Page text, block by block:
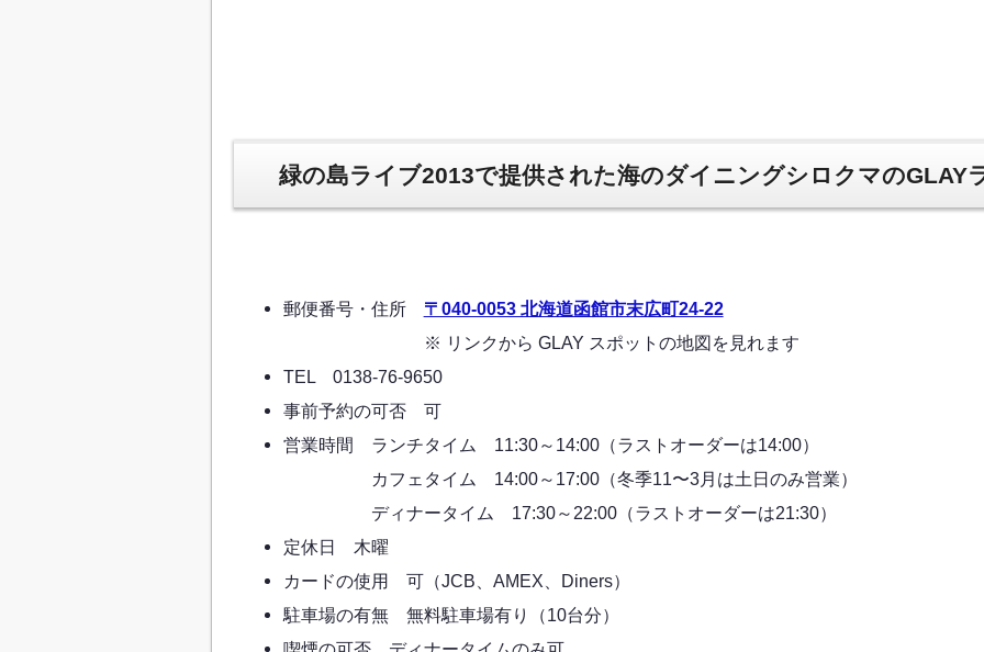
緑の島ライブ2013で提供された海のダイニングシロクマのGLAY
郵便番号・住所 〒040-0053 北海道函館市末広町24-22
※ リンクから GLAY スポットの地図を見れます
TEL 0138-76-9650
事前予約の可否 可
営業時間 ランチタイム 11:30～14:00（ラストオーダーは14:00）
カフェタイム 14:00～17:00（冬季11〜3月は土日のみ営業）
ディナータイム 17:30～22:00（ラストオーダーは21:30）
定休日 木曜
カードの使用 可（JCB、AMEX、Diners）
駐車場の有無 無料駐車場有り（10台分）